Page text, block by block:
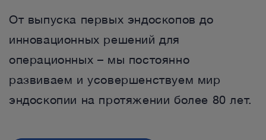
От выпуска первых эндоскопов до
инновационных решений для
операционных – мы постоянно
развиваем и усовершенствуем мир
эндоскопии на протяжении более 80 лет.